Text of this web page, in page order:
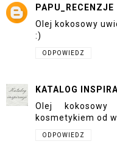
PAPU_RECENZJE
Olej kokosowy
:)
ODPOWIEDZ
KATALOG
Olej
kosmetykiem od
ODPOWIEDZ